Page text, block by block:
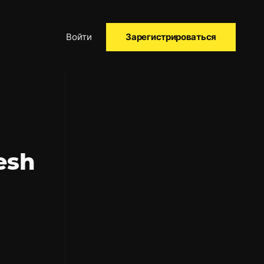
Войти Зарегистрироваться